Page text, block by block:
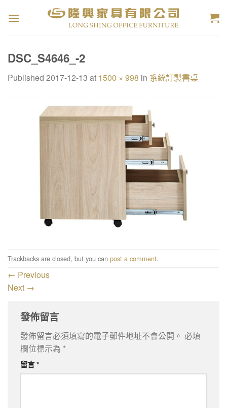
DSC_S4646_-2
Published 2017-12-13 at 1500 × 998 in 系統訂製書桌
Trackbacks are closed, but you can post a comment.
← Previous
Next →
發佈留言
發佈留言必須填寫的電子郵件地址不會公開。 必填
欄位標示為 *
留言*